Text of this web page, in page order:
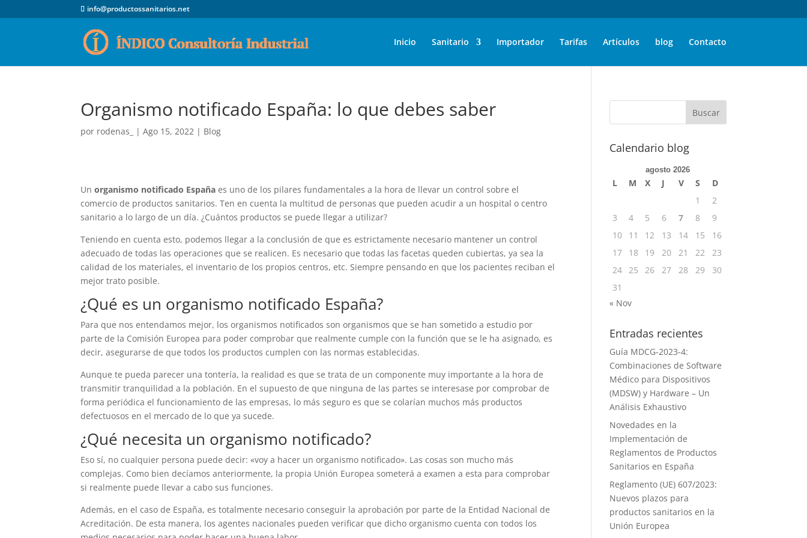
info@productossanitarios.net
Inicio Sanitario Importador Tarifas Artículos blog Contacto
Organismo notificado España: lo que debes saber
por rodenas_ |Ago 15, 2022 | Blog
Unorganismo notificado España es uno de los pilares fundamentales a la hora de llevar un control sobre el
comercio de productos sanitarios. Ten en cuenta la multitud de personas que pueden acudir a un hospital o centro
sanitario a lo largo de un día. ¿Cuántos productos se puede llegar a utilizar?
Teniendo en cuenta esto, podemos llegar a la conclusión de que es estrictamente necesario mantener un control
adecuado de todas las operaciones que se realicen. Es necesario que todas las facetas queden cubiertas, ya sea la
calidad de los materiales, el inventario de los propios centros, etc. Siempre pensando en que los pacientes reciban el
mejor trato posible.
¿Qué es un organismo notificado España?
Para que nos entendamos mejor, los organismos notificados son organismos que se han sometido a estudio por
parte de la Comisión Europea para poder comprobar que realmente cumple con la función que se le ha asignado, es
decir, asegurarse de que todos los productos cumplen con las normas establecidas.
Aunque te pueda parecer una tontería, la realidad es que se trata de un componente muy importante a la hora de
transmitir tranquilidad a la población. En el supuesto de que ninguna de las partes se interesase por comprobar de
forma periódica el funcionamiento de las empresas, lo más seguro es que se colarían muchos más productos
defectuosos en el mercado de lo que ya sucede.
¿Qué necesita un organismo notificado?
Eso sí, no cualquier persona puede decir: «voy a hacer un organismo notificado». Las cosas son mucho más
complejas. Como bien decíamos anteriormente, la propia Unión Europea someterá a examen a esta para comprobar
si realmente puede llevar a cabo sus funciones.
Además, en el caso de España, es totalmente necesario conseguir la aprobación por parte de la Entidad Nacional de
Acreditación. De esta manera, los agentes nacionales pueden verificar que dicho organismo cuenta con todos los
Calendario blog
agosto 2026
L M X J V S
D
1
2
3
4 5 6 7 8
9
10
11 12 13 14 15
16
17
18 19 20 21 22
23
24 25 26 27 28 29
30
31
« Nov
Entradas recientes
Guía MDCG-2023-4:
Combinaciones de Software
Médico para Dispositivos
(MDSW) y Hardware – Un
Análisis Exhaustivo
Novedades en la
Implementación de
Reglamentos de Productos
Sanitarios en España
Reglamento (UE) 607/2023:
Nuevos plazos para
productos sanitarios en la
Unión Europea